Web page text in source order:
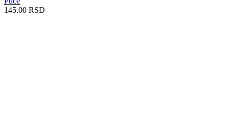
145.00 RSD